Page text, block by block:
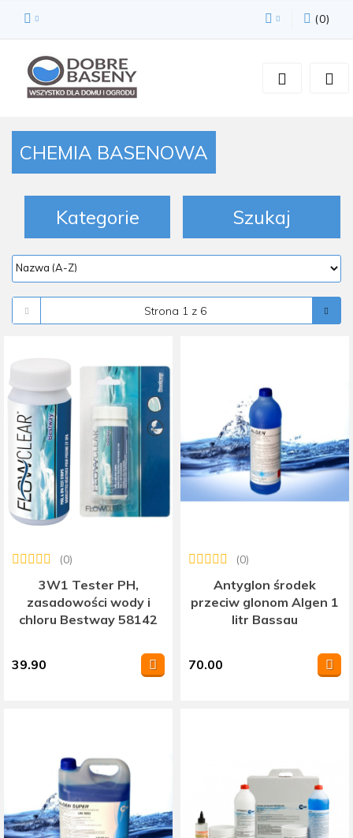
Zarejestruj się
Zgody cookies
(0)
CHEMIA BASENOWA
Kategorie Szukaj
3W1 Tester PH,
zasadowości wody i
chloru Bestway 58142
(0)
39.90
Antyglon środek
przeciw glonom Algen 1
litr Bassau
(0)
70.00